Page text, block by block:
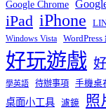
Google Chrome
iPad iPhone
Windows Vista
好玩遊戲
學英語 待辦事項 手機桌
桌面小工具 濾鏡 照